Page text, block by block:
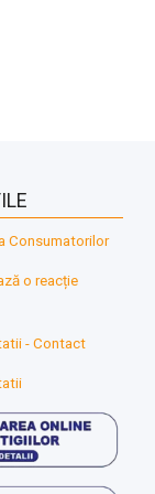
Consumatorilor
o reacție
- Contact